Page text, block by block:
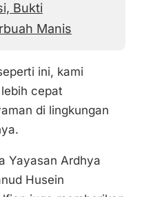
Bukti
Manis
ini, kami
cepat
di lingkungan
Yayasan Ardhya
Husein